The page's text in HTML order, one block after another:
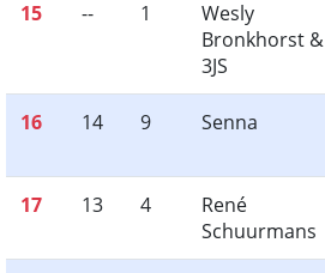
15 -- 1
Wesly
Bronkhorst &
3JS
16 14 9 Senna
17 13 4
René
Schuurmans